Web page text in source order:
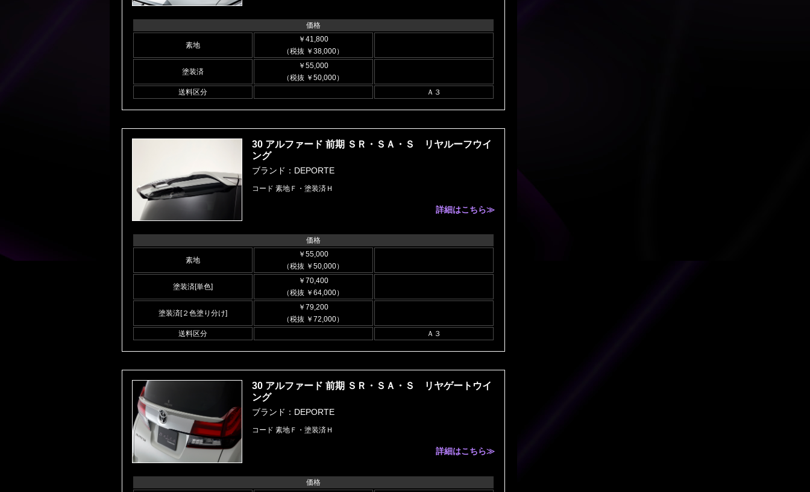
価格
素地
￥41,800
（税抜 ￥38,000）
塗装済
￥55,000
（税抜 ￥50,000）
送料区分
Ａ３
30 アルファード 前期 ＳＲ・ＳＡ・Ｓ リヤルーフウイ
ング
ブランド：DEPORTE
コード 素地Ｆ・塗装済Ｈ
詳細はこちら≫
価格
素地
￥55,000
（税抜 ￥50,000）
塗装済[単色]
￥70,400
（税抜 ￥64,000）
塗装済[２色塗り分け]
￥79,200
（税抜 ￥72,000）
送料区分
Ａ３
30 アルファード 前期 ＳＲ・ＳＡ・Ｓ リヤゲートウイ
ング
ブランド：DEPORTE
コード 素地Ｆ・塗装済Ｈ
詳細はこちら≫
価格